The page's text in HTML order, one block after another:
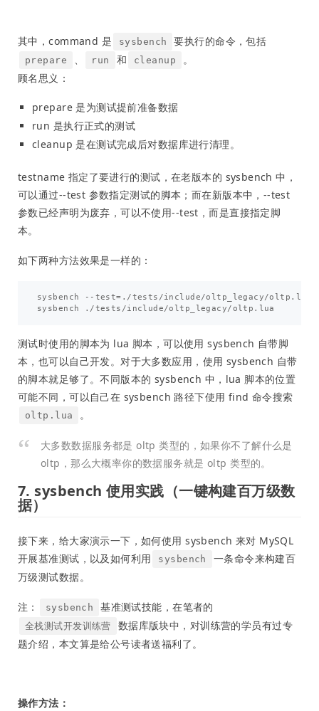
其中，command 是 sysbench 要执行的命令，包括
prepare run 和 cleanup
。
顾名思义：
prepare 是为测试提前准备数据
run 是执行正式的测试
cleanup 是在测试完成后对数据库进行清理。
testname 指定了要进行的测试，在老版本的 sysbench 中，
可以通过--test 参数指定测试的脚本；而在新版本中，--test
参数已经声明为废弃，可以不使用--test，而是直接指定脚
本。
如下两种方法效果是一样的：
sysbench --test=./tests/include/oltp_legacy/oltp.lua
测试时使用的脚本为 lua 脚本，可以使用 sysbench 自带脚
本，也可以自己开发。对于大多数应用，使用 sysbench 自带
的脚本就足够了。不同版本的 sysbench 中，lua 脚本的位置
可能不同，可以自己在 sysbench 路径下使用 find 命令搜索
oltp.lua 。
大多数数据服务都是 oltp 类型的，如果你不了解什么是
oltp，那么大概率你的数据服务就是 oltp 类型的。
7. sysbench 使用实践（一键构建百万级数
据）
接下来，给大家演示一下，如何使用 sysbench 来对 MySQL
开展基准测试，以及如何利用
sysbench
一条命令来构建百
万级测试数据。
注： sysbench 基准测试技能，在笔者的
全栈测试开发训练营
数据库版块中，对训练营的学员有过专
题介绍，本文算是给公号读者送福利了。
操作方法：